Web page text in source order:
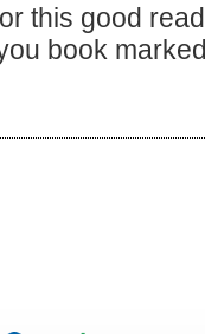
this good
book